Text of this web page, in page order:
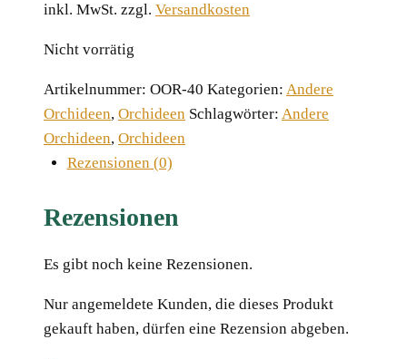
inkl. MwSt. zzgl. Versandkosten
Nicht vorrätig
Artikelnummer: OOR-40 Kategorien: Andere
Orchideen, Orchideen Schlagwörter: Andere
Orchideen, Orchideen
Rezensionen (0)
Rezensionen
Es gibt noch keine Rezensionen.
Nur angemeldete Kunden, die dieses Produkt
gekauft haben, dürfen eine Rezension abgeben.